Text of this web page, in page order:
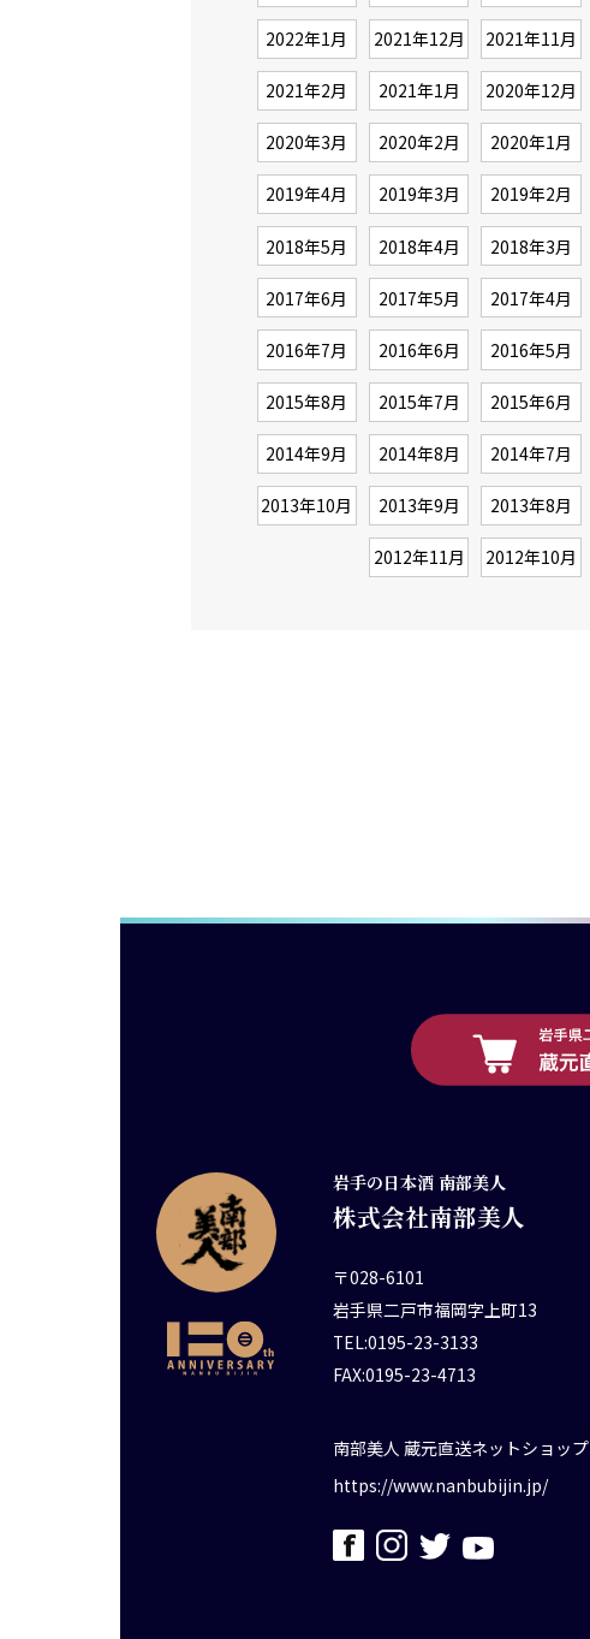
2022年1月 2021年12月 2021年11月
2021年2月 2021年1月 2020年12月
2020年3月 2020年2月 2020年1月
2019年4月 2019年3月 2019年2月
2018年5月 2018年4月 2018年3月
2017年6月 2017年5月 2017年4月
2016年7月 2016年6月 2016年5月
2015年8月 2015年7月 2015年6月
2014年9月 2014年8月 2014年7月
2013年10月 2013年9月 2013年8月
2012年11月 2012年10月
岩手の日本酒 南部美人
株式会社南部美人
〒028-6101
岩手県二戸市福岡字上町13
TEL:0195-23-3133
FAX:0195-23-4713
南部美人 蔵元直送ネットショップ
https://www.nanbubijin.jp/